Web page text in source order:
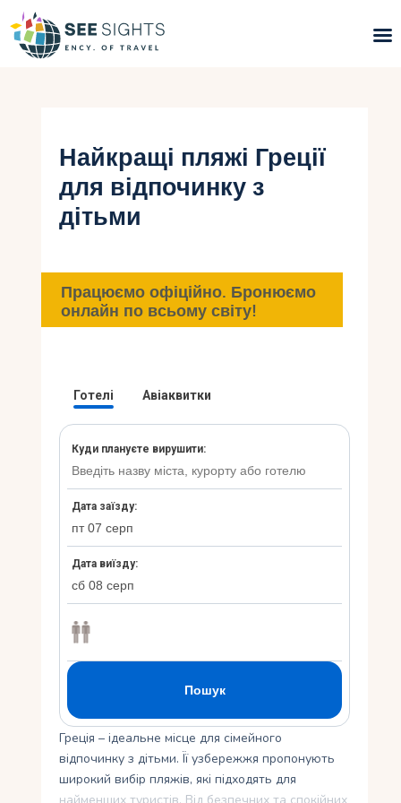
Гарячі тури
Типи Турів
Країни
Інфо
Блог
Найкращі пляжі Греції
для відпочинку з
дітьми
Працюємо офіційно. Бронюємо
онлайн по всьому світу!
Греція – ідеальне місце для сімейного
відпочинку з дітьми. Її узбережжя пропонують
широкий вибір пляжів, які підходять для